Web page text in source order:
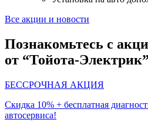
Все акции и новости
Познакомьтесь с
от “Тойота-Электрик”
БЕССРОЧНАЯ АКЦИЯ
Скидка 10% + бесплатная
автосервиса!